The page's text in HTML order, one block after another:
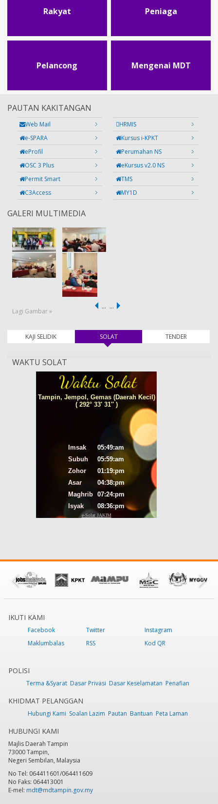
Rakyat Peniaga
Pelancong Mengenai MDT
PAUTAN KAKITANGAN
Web Mail
HRMIS
e-SPARA
Kursus i-KPKT
eProfil
Perumahan NS
OSC 3 Plus
eKursus v2.0 NS
Permit Smart
TMS
C3Access
MY1D
GALERI MULTIMEDIA
Lagi Gambar »
… …
KAJI SELIDIK SOLAT(tab aktif) TENDER
WAKTU SOLAT
IKUTI KAMI
Facebook Twitter
Instagram
Maklumbalas
RSS Kod QR
POLISI
Terma &Syarat Dasar Privasi Dasar Keselamatan Penafian
KHIDMAT PELANGGAN
Hubungi Kami Soalan Lazim Pautan Bantuan Peta Laman
HUBUNGI KAMI
Majlis Daerah Tampin
73000 Tampin,
Negeri Sembilan, Malaysia
No Tel: 064411601/064411609
No Faks: 064413001
E-mel: mdt@mdtampin.gov.my